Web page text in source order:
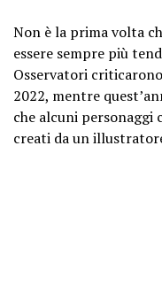
Non è la prima volta
essere sempre più
Osservatori
2022, mentre
che alcuni personaggi
creati da un